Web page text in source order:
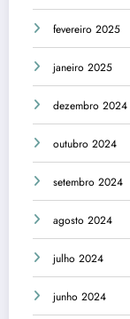
fevereiro 2025
janeiro 2025
dezembro 2024
outubro 2024
setembro 2024
agosto 2024
julho 2024
junho 2024